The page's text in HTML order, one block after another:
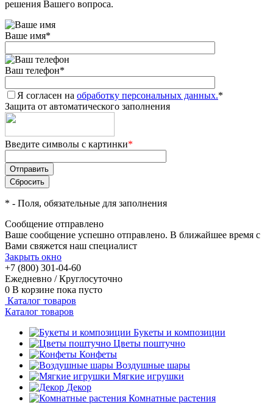
решения Вашего вопроса.
Ваше имя*
Ваш телефон*
Я согласен на обработку персональных данных.*
Защита от автоматического заполнения
Введите символы с картинки*
* - Поля, обязательные для заполнения
Сообщение отправлено
Ваше сообщение успешно отправлено. В ближайшее время с
Вами свяжется наш специалист
Закрыть окно
+7 (800) 301-04-60
Ежедневно / Круглосуточно
0 В корзине пока пусто
Каталог товаров
Каталог товаров
Букеты и композиции
Цветы поштучно
Конфеты
Воздушные шары
Мягкие игрушки
Декор
Комнатные растения